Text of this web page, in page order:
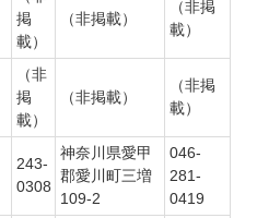
掲
載）
（非掲載）
（非掲
載）
（非
掲
載）
（非掲載）
（非掲
載）
243-
0308
神奈川県愛甲
郡愛川町三増
109-2
046-
281-
0419